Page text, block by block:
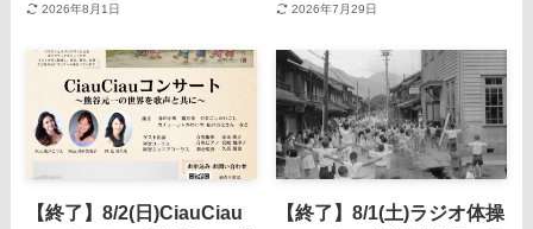
2026年8月1日 2026年7月29日
【終了】8/2(日)CiauCiau
【終了】8/1(土)ラジオ体操